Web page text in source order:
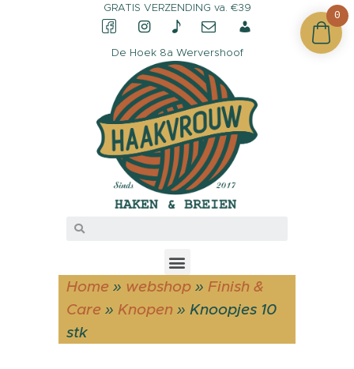
GRATIS VERZENDING va. €39
De Hoek 8a Wervershoof
Home » webshop » Finish &
Care » Knopen » Knoopjes 10
stk
CONTACT &
OPENINGSTIJDEN
OVER HAAKVROUW
MIJN ACCOUNT
0